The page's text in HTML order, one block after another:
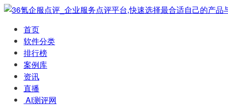
首页
软件分类
排行榜
案例库
资讯
直播
AI测评网